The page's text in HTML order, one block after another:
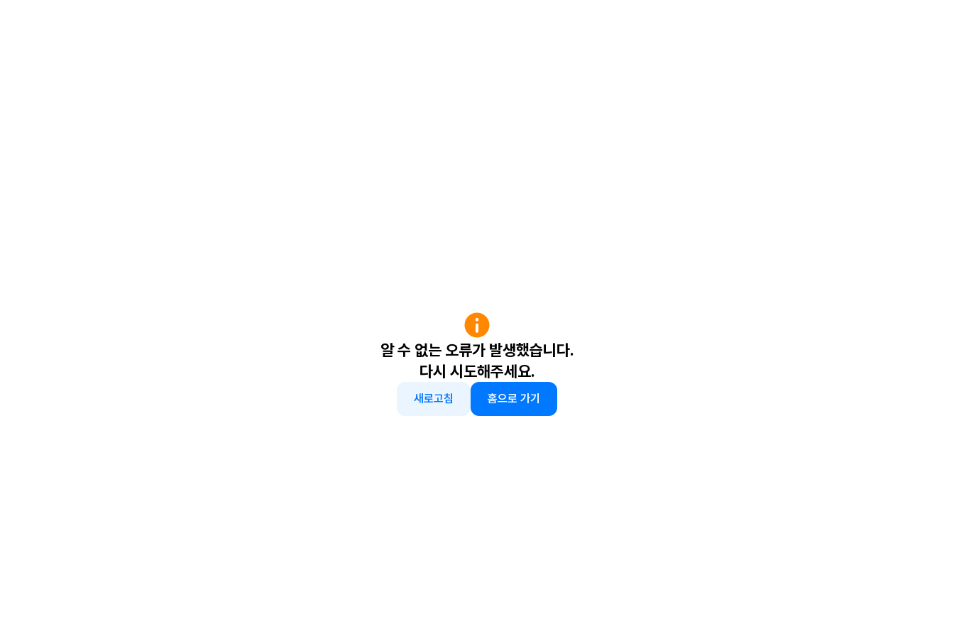
알 수 없는 오류가 발생했습니다.
다시 시도해주세요.
새로고침 홈으로 가기